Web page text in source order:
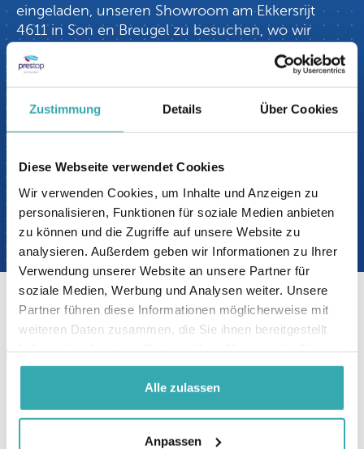
Zustimmung Details Über Cookies
Diese Webseite verwendet Cookies
Wir verwenden Cookies, um Inhalte und Anzeigen zu
personalisieren, Funktionen für soziale Medien anbieten
zu können und die Zugriffe auf unsere Website zu
analysieren. Außerdem geben wir Informationen zu Ihrer
Verwendung unserer Website an unsere Partner für
soziale Medien, Werbung und Analysen weiter. Unsere
Partner führen diese Informationen möglicherweise mit
weiteren Daten zusammen, die Sie ihnen bereitgestellt
gesammelt haben.
Alle zulassen
Anpassen
eingeladen, unseren Showroom am Ekkersrijt
4611 in Son en Breugel zu besuchen, wo wir
Sie bevorzugen Online? Unsere Spezialisten
durch unser Interactive Experience Center. Es
werden Live-Bilder gezeigt, und Sie können direkt
stellen. Buchen Sie jetzt einen Termin:
buchen sie jetzt einen termin
Kundenrezensionen auf Google